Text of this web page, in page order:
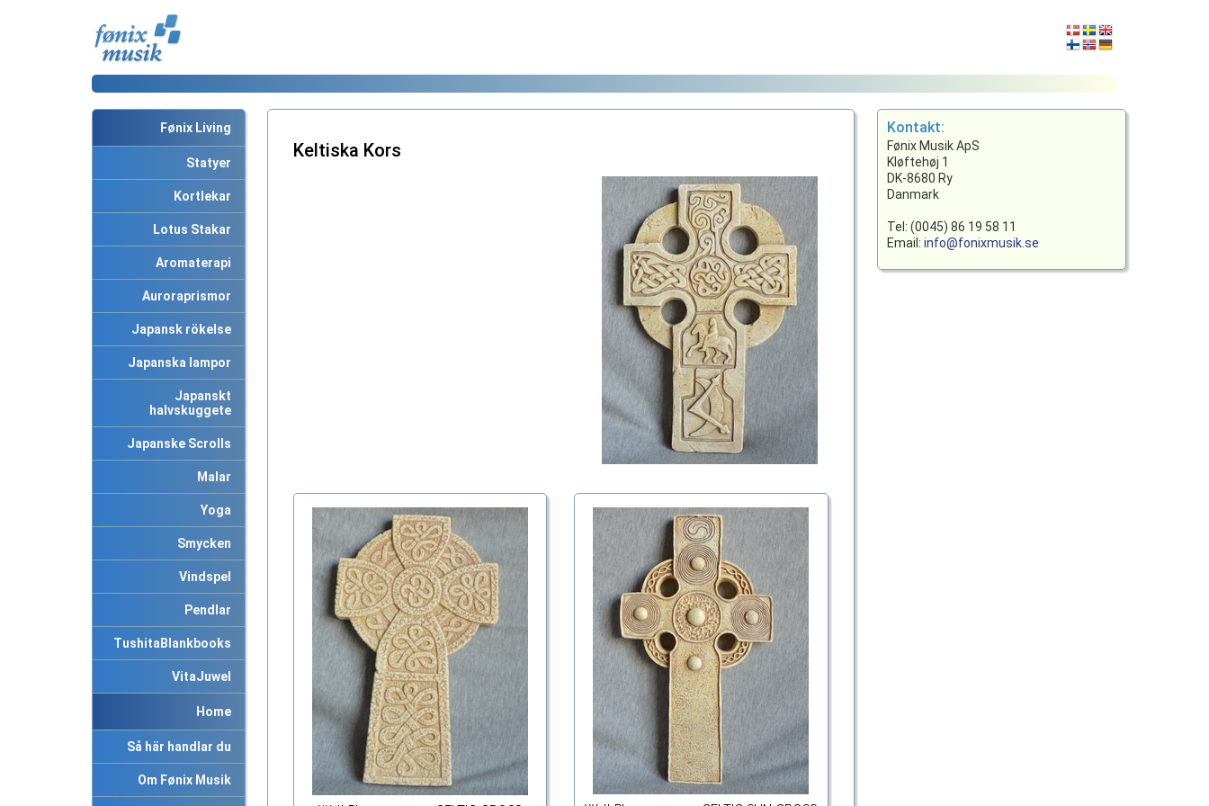
Fønix Living
Statyer
Kortlekar
Lotus Stakar
Aromaterapi
Auroraprismor
Japansk rökelse
Japanska lampor
Japanskt
halvskuggete
Japanske Scrolls
Malar
Yoga
Smycken
Vindspel
Pendlar
TushitaBlankbooks
VitaJuwel
Home
Så här handlar du
Om Fønix Musik
Keltiska Kors
Kontakt:
Fønix Musik ApS
Kløftehøj 1
DK-8680 Ry
Danmark
Tel: (0045) 86 19 58 11
Email:info@fonixmusik.se